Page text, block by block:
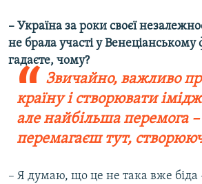
– Україна за роки своєї
не брала участі у Венеціанському
гадаєте, чому?
Звичайно, важливо
країну і створювати
але найбільша перемога
перемагаєш тут,
– Я думаю, що це не така вже